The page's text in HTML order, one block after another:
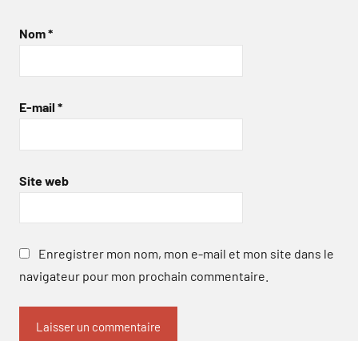
Nom*
E-mail *
Site web
Enregistrer mon nom, mon e-mail et mon site dans le
navigateur pour mon prochain commentaire.